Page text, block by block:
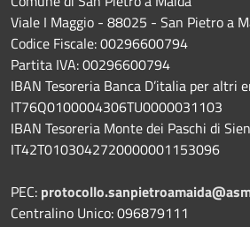
Viale I Maggio - 88025 - San Pietro a
Codice Fiscale: 00296600794
Partita IVA: 00296600794
IBAN Tesoreria Banca D’italia per altri
IT76Q0100004306TU0000031103
IBAN Tesoreria Monte dei Paschi di
IT42T0103042720000001153096
PEC:
Centralino Unico: 096879111